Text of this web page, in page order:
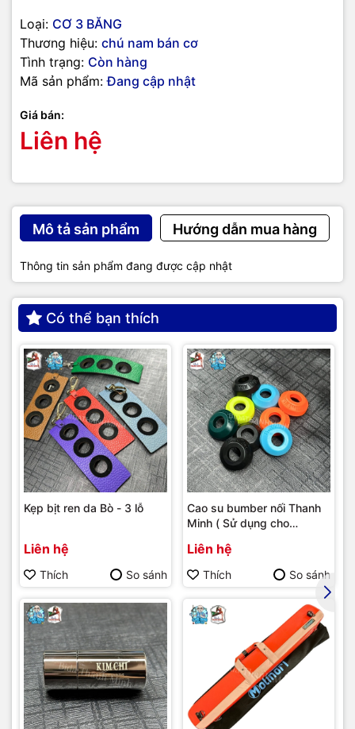
Loại: CƠ 3 BĂNG
Thương hiệu: chú nam bán cơ
Tình trạng: Còn hàng
Mã sản phẩm: Đang cập nhật
Giá bán:
Liên hệ
Mô tả sản phẩm Hướng dẫn mua hàng
Thông tin sản phẩm đang được cập nhật
Có thể bạn thích
Kẹp bịt ren da Bò - 3 lỗ
Liên hệ
Thích So sánh
Cao su bumber nối Thanh
Minh ( Sử dụng cho
Liên hệ
Thích So sánh